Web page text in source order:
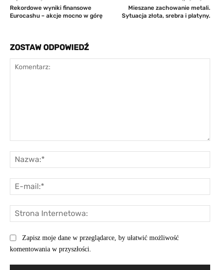
Rekordowe wyniki finansowe
Eurocashu – akcje mocno w górę
Mieszane zachowanie metali.
Sytuacja złota, srebra i platyny.
ZOSTAW ODPOWIEDŹ
Zapisz moje dane w przeglądarce, by ułatwić możliwość
komentowania w przyszłości.